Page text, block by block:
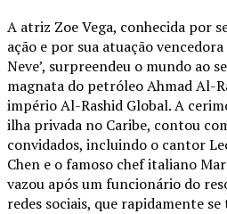
A atriz Zoe Vega, conhecida por
ação e por sua atuação
Neve’, surpreendeu o mundo ao
magnata do petróleo Ahmad Al-
império Al-Rashid Global. A
ilha privada no Caribe, contou
convidados, incluindo o cantor
Chen e o famoso chef italiano
vazou após um funcionário do
redes sociais, que rapidamente